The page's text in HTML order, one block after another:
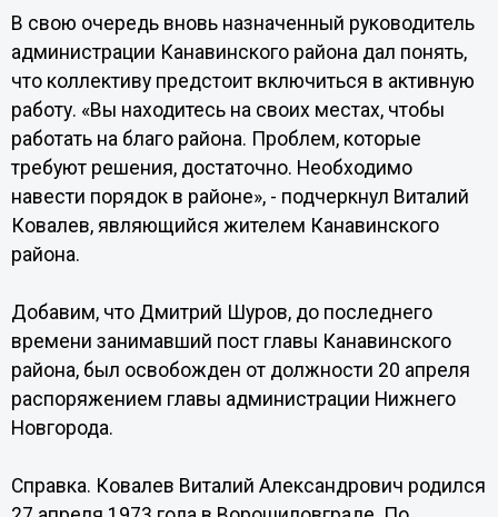
В свою очередь вновь назначенный руководитель
администрации Канавинского района дал понять,
что коллективу предстоит включиться в активную
работу. «Вы находитесь на своих местах, чтобы
работать на благо района. Проблем, которые
требуют решения, достаточно. Необходимо
навести порядок в районе», - подчеркнул Виталий
Ковалев, являющийся жителем Канавинского
района.
Добавим, что Дмитрий Шуров, до последнего
времени занимавший пост главы Канавинского
района, был освобожден от должности 20 апреля
распоряжением главы администрации Нижнего
Новгорода.
Справка. Ковалев Виталий Александрович родился